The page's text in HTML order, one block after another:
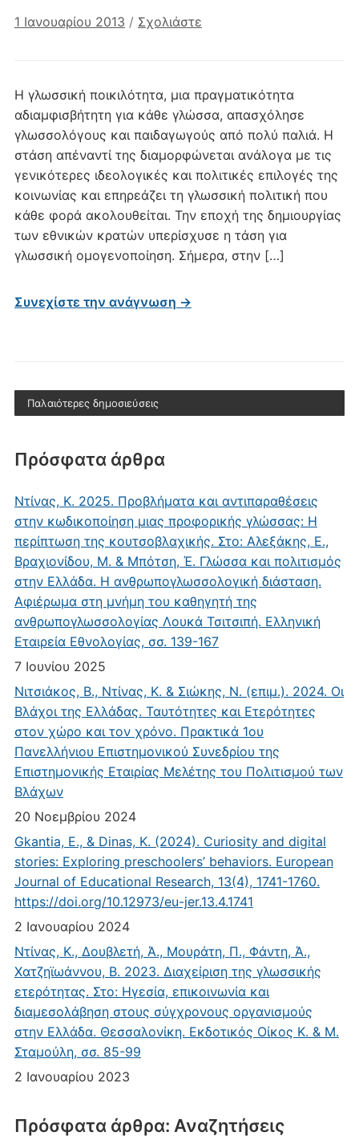
Πρόσφατα άρθρα
Ντίνας, Κ. 2025. Προβλήματα και αντιπαραθέσεις
στην κωδικοποίηση μιας προφορικής γλώσσας: Η
περίπτωση της κουτσοβλαχικής. Στο: Αλεξάκης, Ε.,
Βραχιονίδου, Μ. & Μπότση, Έ. Γλώσσα και πολιτισμός
στην Ελλάδα. Η ανθρωπογλωσσολογική διάσταση.
Αφιέρωμα στη μνήμη του καθηγητή της
ανθρωπογλωσσολογίας Λουκά Τσιτσιπή. Ελληνική
Εταιρεία Εθνολογίας, σσ. 139-167
7 Ιουνίου 2025
Νιτσιάκος, Β., Ντίνας, Κ. & Σιώκης, Ν. (επιμ.). 2024. Οι
Βλάχοι της Ελλάδας. Ταυτότητες και Ετερότητες
στον χώρο και τον χρόνο. Πρακτικά 1ου
Πανελλήνιου Επιστημονικού Συνεδρίου της
Επιστημονικής Εταιρίας Μελέτης του Πολιτισμού των
Βλάχων
20 Νοεμβρίου 2024
Gkantia, E., & Dinas, K. (2024). Curiosity and digital
stories: Exploring preschoolers’ behaviors. European
Journal of Educational Research, 13(4), 1741-1760.
https://doi.org/10.12973/eu-jer.13.4.1741
2 Ιανουαρίου 2024
Ντίνας, Κ., Δουβλετή, Ά., Μουράτη, Π., Φάντη, Ά.,
Χατζηϊωάννου, Β. 2023. Διαχείριση της γλωσσικής
ετερότητας. Στο: Ηγεσία, επικοινωνία και
διαμεσολάβηση στους σύγχρονους οργανισμούς
στην Ελλάδα. Θεσσαλονίκη. Εκδοτικός Οίκος Κ. & Μ.
Σταμούλη, σσ. 85-99
2 Ιανουαρίου 2023
Πρόσφατα άρθρα: Αναζητήσεις
1 Ιανουαρίου 2013 / Σχολιάστε
Η γλωσσική ποικιλότητα, μια πραγματικότητα
αδιαμφισβήτητη για κάθε γλώσσα, απασχόλησε
γλωσσολόγους και παιδαγωγούς από πολύ παλιά. Η
στάση απέναντί της διαμορφώνεται ανάλογα με τις
γενικότερες ιδεολογικές και πολιτικές επιλογές της
κοινωνίας και επηρεάζει τη γλωσσική πολιτική που
κάθε φορά ακολουθείται. Την εποχή της δημιουργίας
των εθνικών κρατών υπερίσχυσε η τάση για
γλωσσική ομογενοποίηση. Σήμερα, στην […]
Συνεχίστε την ανάγνωση →
Παλαιότερες δημοσιεύσεις